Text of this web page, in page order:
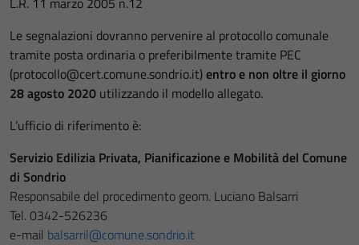
Le segnalazioni dovranno pervenire al protocollo comunale
tramite posta ordinaria o preferibilmente tramite PEC
(protocollo@cert.comune.sondrio.it)entro e non oltre il giorno
28 agosto 2020 utilizzando il modello allegato.
L’ufficio di riferimento è:
Servizio Edilizia Privata, Pianificazione e Mobilità del Comune
di Sondrio
Responsabile del procedimento geom. Luciano Balsarri
Tel. 0342-526236
e-mail balsarril@comune.sondrio.it